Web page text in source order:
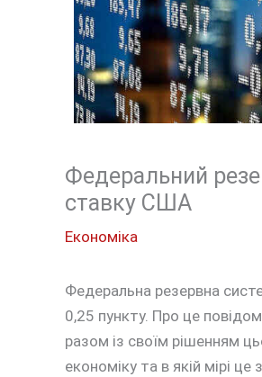
Федеральний
ставку США
Економіка
Федеральна резервна
0,25 пункту. Про це
разом із своїм рішенням
економіку та в якій мірі